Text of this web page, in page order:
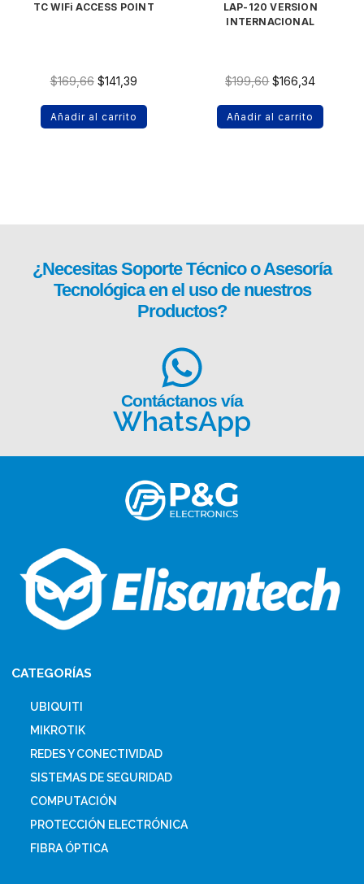
TC WIFi ACCESS POINT
$169,66 $141,39
Añadir al carrito
LAP-120 VERSION
INTERNACIONAL
$199,60 $166,34
Añadir al carrito
¿NecesitasSoporte Técnicoo Asesoría
Tecnológica en el uso de nuestros
Productos?
Contáctanos vía
WhatsApp
CATEGORÍAS
UBIQUITI
MIKROTIK
REDES Y CONECTIVIDAD
SISTEMAS DE SEGURIDAD
COMPUTACIÓN
PROTECCIÓN ELECTRÓNICA
FIBRA ÓPTICA